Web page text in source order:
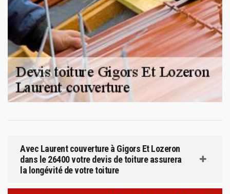
Avec Laurent couverture à Gigors Et Lozeron
dans le 26400 votre devis de toiture assurera
la longévité de votre toiture